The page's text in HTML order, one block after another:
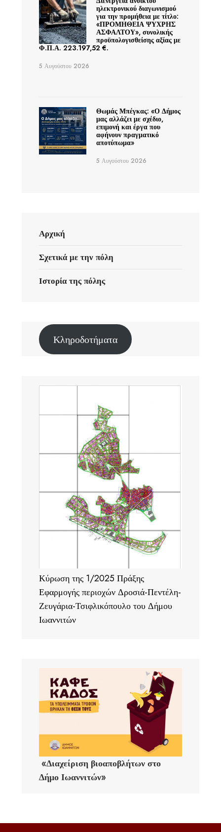
ηλεκτρονικού διαγωνισμού
για την προμήθεια με τίτλο:
«ΠΡΟΜΗΘΕΙΑ ΨΥΧΡΗΣ
ΑΣΦΑΛΤΟΥ», συνολικής
προϋπολογισθείσης αξίας με
Φ.Π.Α. 223.197,52 €.
5 Αυγούστου 2026
Θωμάς Μπέγκας: «Ο Δήμος
μας αλλάζει με σχέδιο,
επιμονή και έργα που
αφήνουν πραγματικό
αποτύπωμα»
5 Αυγούστου 2026
Αρχική
Σχετικά με την πόλη
Ιστορία της πόλης
Κληροδοτήματα
Κύρωση της 1/2025 Πράξης
Εφαρμογής περιοχών Δροσιά-Πεντέλη-
Ζευγάρια-Τσιφλικόπουλο του Δήμου
Ιωαννιτών
«Διαχείριση βιοαποβλήτων στο
Δήμο Ιωαννιτών»